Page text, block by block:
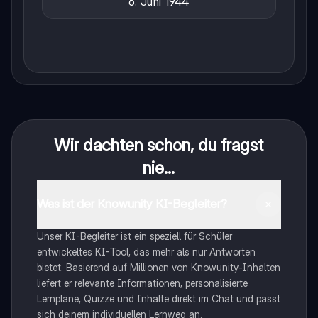
Wir dachten schon, du fragst
nie...
Unser KI-Begleiter ist ein speziell für Schüler
entwickeltes KI-Tool, das mehr als nur Antworten
bietet. Basierend auf Millionen von Knowunity-Inhalten
liefert er relevante Informationen, personalisierte
Lernpläne, Quizze und Inhalte direkt im Chat und passt
sich deinem individuellen Lernweg an.